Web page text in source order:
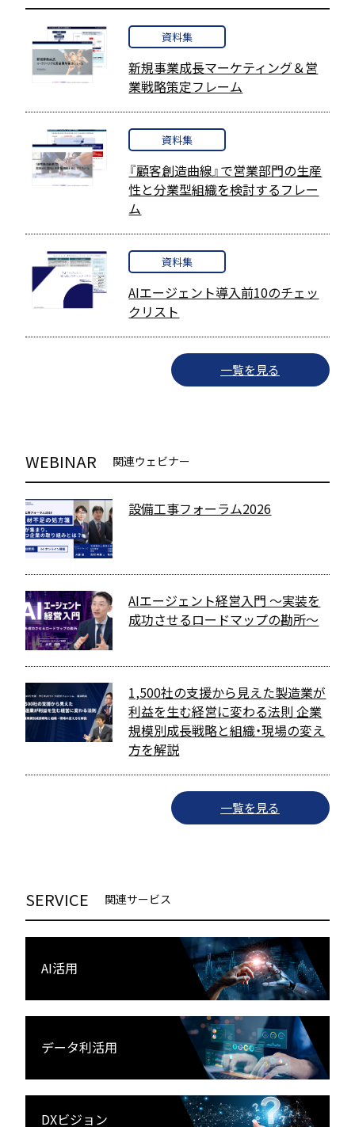
資料集
新規事業成長マーケティング＆営
業戦略策定フレーム
資料集
『顧客創造曲線』で営業部門の生産
性と分業型組織を検討するフレー
ム
資料集
AIエージェント導入前10のチェッ
クリスト
一覧を見る
WEBINAR 関連ウェビナー
設備工事フォーラム2026
AIエージェント経営入門 〜実装を
成功させるロードマップの勘所〜
1,500社の支援から見えた製造業が
利益を生む経営に変わる法則 企業
規模別成長戦略と組織・現場の変え
方を解説
一覧を見る
SERVICE 関連サービス
AI活用
データ利活用
DXビジョン